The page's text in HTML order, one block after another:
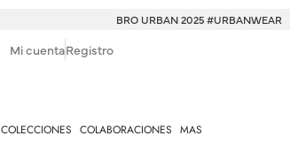
BRO URBAN 2025 #URBANWEAR
Mi cuentaRegistro
COLECCIONES COLABORACIONES MAS